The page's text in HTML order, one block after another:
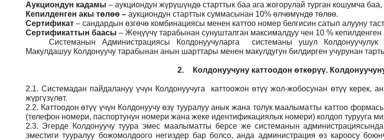
Аукциондун кадамы – аукциондун жүрүшүндө старттык баа ага жогорулай турган кошумча
Кепилденген акы төлөө – аукциондун старттык суммасынан 10% өлчөмүндө төлөө.
Сертификат – сандардын өзгөчө комбинациясы менен каттоо номер белгисин сатып алууну
Сертификаттын баасы – Жеңүүчү тарабынан сунушталган максималдуу чен 10 %
СистеманынАдминистрациясы Колдонуучуларга системаны ушул Колдонуучулук
Макулдашуу Колдонуучу тарабынан анын шарттары менен макулдугун билдирген учурунан
2. Колдонуучуну каттоодон өткөрүү.
2.1. Системадан пайдалануу үчүн Колдонуучуга каттоожон өтүү жол-жобосунан өтүү керек,
жүргүзүлөт.
2.2. Каттоодон өтүү үчүн Колдонуучу өзү тууралуу анык жана толук маалыматты каттоо
(телефон номери, паспортунун номери жана жеке идентификациялык номери) колдоп турууга
2.3. Эгерде Колдонуучу туура эмес маалыматты берсе же системанын
эместиги тууралуу божомолдоого негиздер бар болсо, анда администрация өз кароосу